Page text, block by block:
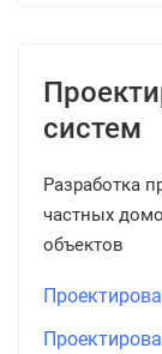
систем
Разработка
частных
объектов